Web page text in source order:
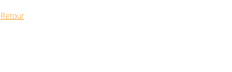
Retour